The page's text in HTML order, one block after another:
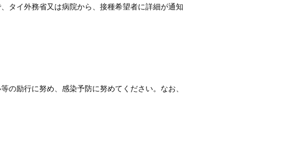
タイ外務省又は病院から、接種希望者に詳細が通知
の励行に努め、感染予防に努めてください。なお、